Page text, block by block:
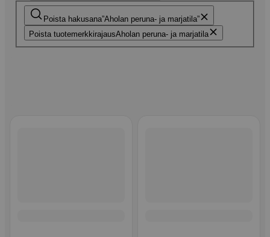
Poista hakusana Aholan peruna- ja marjatila
Poista tuotemerkkirajausAholan peruna- ja marjatila